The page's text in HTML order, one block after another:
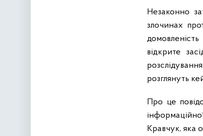
Незаконно
злочинах
відкрите
розглянуть
Про це
Кравчук, яка